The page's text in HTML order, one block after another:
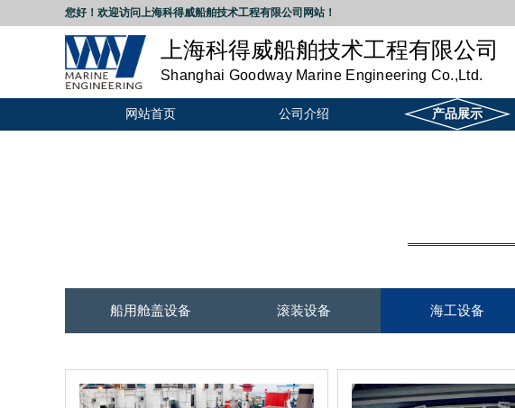
您好！欢迎访问上海科得威船舶技术工程有限公司 网站！
上海科得威船舶技术工程有限公司
Shanghai Goodway Marine Engineering Co.,Ltd.
网站首页 公司介绍 产品展示
船用舱盖设备 滚装设备 海工设备